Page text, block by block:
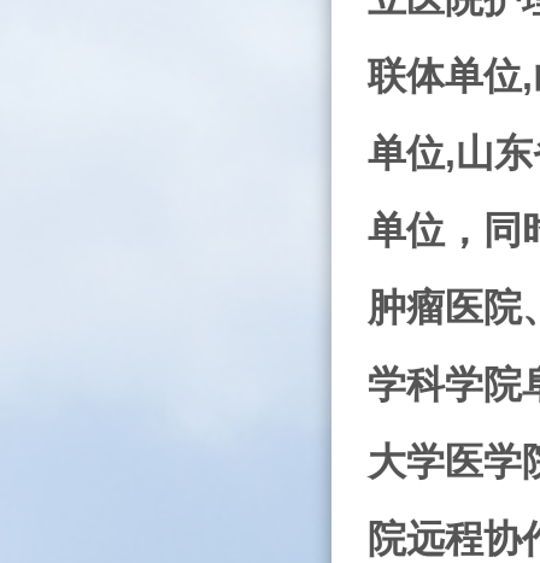
联体单位,
单位,山
单位，同
肿瘤医院
学科学院
大学医学
院远程协